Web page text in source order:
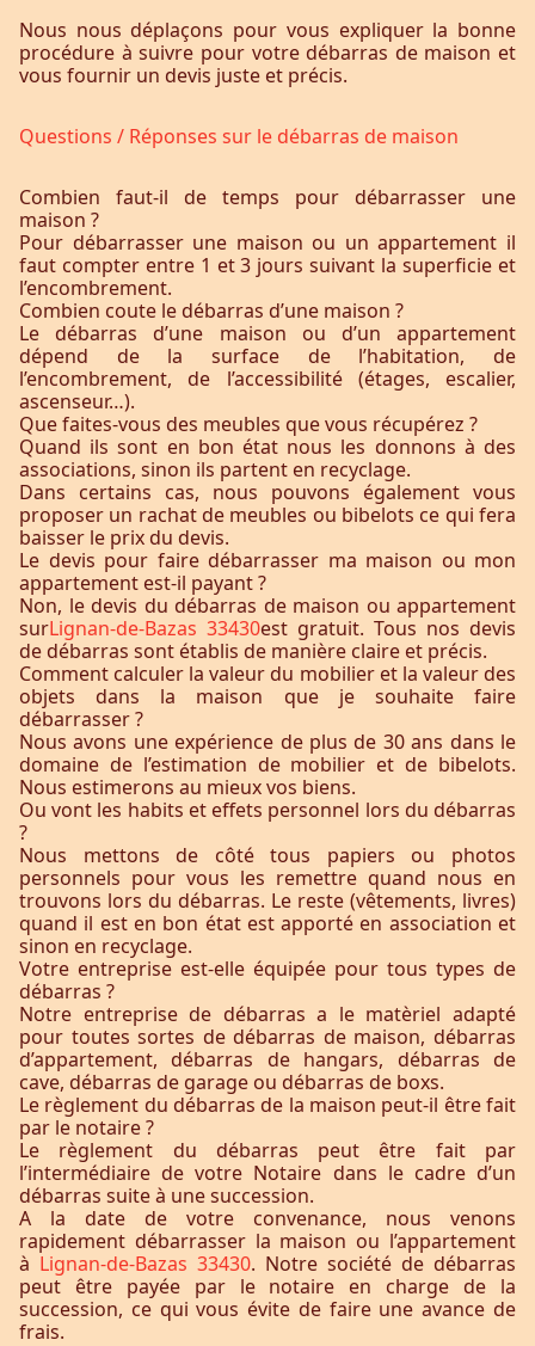
Nous nous déplaçons pour vous expliquer la bonne
procédure à suivre pour votre débarras de maison et
vous fournir un devis juste et précis.
Questions / Réponses sur le débarras de maison
Combien faut-il de temps pour débarrasser une
maison ?
Pour débarrasser une maison ou un appartement il
faut compter entre 1 et 3 jours suivant la superficie et
l’encombrement.
Combien coute le débarras d’une maison ?
Le débarras d’une maison ou d’un appartement
dépend de la surface de l’habitation, de
l’encombrement, de l’accessibilité (étages, escalier,
ascenseur…).
Que faites-vous des meubles que vous récupérez ?
Quand ils sont en bon état nous les donnons à des
associations, sinon ils partent en recyclage.
Dans certains cas, nous pouvons également vous
proposer un rachat de meubles ou bibelots ce qui fera
baisser le prix du devis.
Le devis pour faire débarrasser ma maison ou mon
appartement est-il payant ?
Non, le devis du débarras de maison ou appartement
surLignan-de-Bazas 33430est gratuit. Tous nos devis
de débarras sont établis de manière claire et précis.
Comment calculer la valeur du mobilier et la valeur des
objets dans la maison que je souhaite faire
débarrasser ?
Nous avons une expérience de plus de 30 ans dans le
domaine de l’estimation de mobilier et de bibelots.
Nous estimerons au mieux vos biens.
Ou vont les habits et effets personnel lors du débarras
?
Nous mettons de côté tous papiers ou photos
personnels pour vous les remettre quand nous en
trouvons lors du débarras. Le reste (vêtements, livres)
quand il est en bon état est apporté en association et
sinon en recyclage.
Votre entreprise est-elle équipée pour tous types de
débarras ?
Notre entreprise de débarras a le matèriel adapté
pour toutes sortes de débarras de maison, débarras
d’appartement, débarras de hangars, débarras de
cave, débarras de garage ou débarras de boxs.
Le règlement du débarras de la maison peut-il être fait
par le notaire ?
Le règlement du débarras peut être fait par
l’intermédiaire de votre Notaire dans le cadre d’un
débarras suite à une succession.
A la date de votre convenance, nous venons
rapidement débarrasser la maison ou l’appartement
à Lignan-de-Bazas 33430. Notre société de débarras
peut être payée par le notaire en charge de la
succession, ce qui vous évite de faire une avance de
frais.